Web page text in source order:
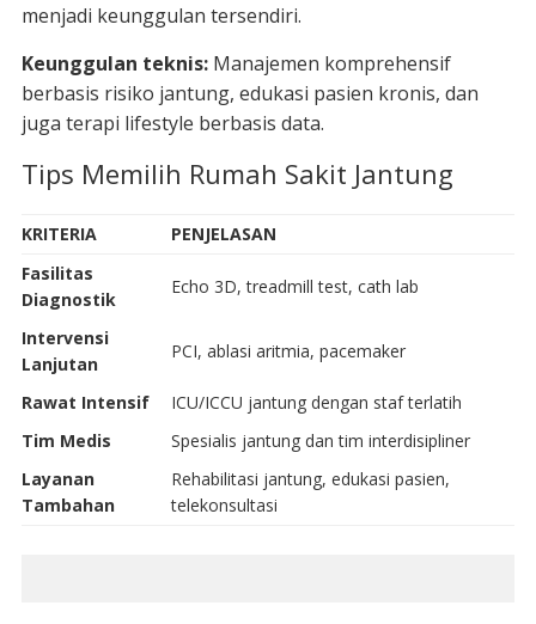
menjadi keunggulan tersendiri.
Keunggulan teknis:Manajemen komprehensif
berbasis risiko jantung, edukasi pasien kronis, dan
juga terapi lifestyle berbasis data.
Tips Memilih Rumah Sakit Jantung
KRITERIA
PENJELASAN
Fasilitas
Diagnostik
Echo 3D, treadmill test, cath lab
Intervensi
Lanjutan
PCI, ablasi aritmia, pacemaker
Rawat Intensif
ICU/ICCU jantung dengan staf terlatih
Tim Medis
Spesialis jantung dan tim interdisipliner
Layanan
Tambahan
Rehabilitasi jantung, edukasi pasien,
telekonsultasi